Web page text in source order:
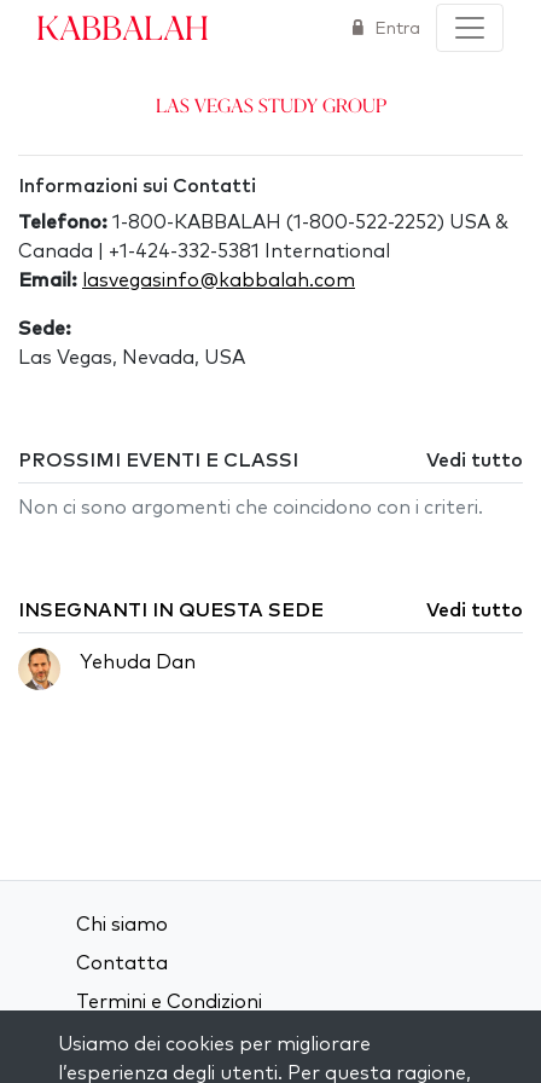
Kabbalah Entra
Las Vegas Study Group
Informazioni sui Contatti
Telefono: 1-800-KABBALAH (1-800-522-2252) USA &
Canada | +1-424-332-5381 International
Email: lasvegasinfo@kabbalah.com
Sede:
Las Vegas, Nevada, USA
PROSSIMI EVENTI E CLASSI Vedi tutto
Non ci sono argomenti che coincidono con i criteri.
INSEGNANTI IN QUESTA SEDE Vedi tutto
Yehuda Dan
Chi siamo
Contatta
Termini e Condizioni
Privacy Policy
Usiamo dei cookies per migliorare
l’esperienza degli utenti. Per questa ragione,